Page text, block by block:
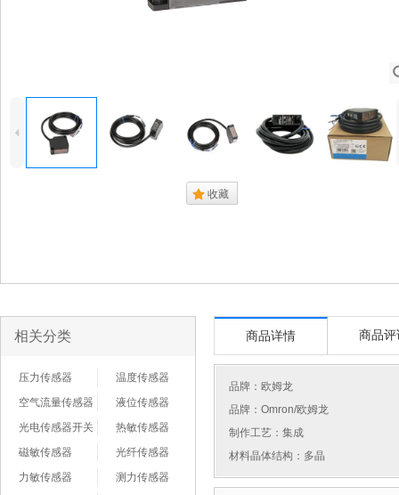
4
. 收藏
相关分类
压力传感器
温度传感器
空气流量传感器
液位传感器
光电传感器开关
热敏传感器
磁敏传感器
光纤传感器
力敏传感器
测力传感器
商品详情 商品评
品牌： 欧姆龙
品牌：Omron/欧姆龙
制作工艺：集成
材料晶体结构：多晶